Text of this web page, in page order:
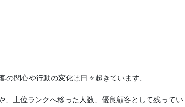
関心や行動の変化は日々起きています。
、上位ランクへ移った人数、優良顧客として残ってい